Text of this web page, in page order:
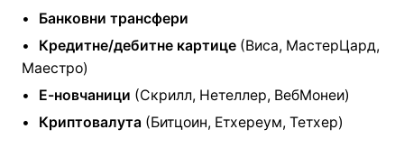
Банковни трансфери
Кредитне/дебитне картице (Виса, МастерЦард,
Маестро)
Е-новчаници (Скрилл, Нетеллер, ВебМонеи)
Криптовалута (Битцоин, Етхереум, Тетхер)